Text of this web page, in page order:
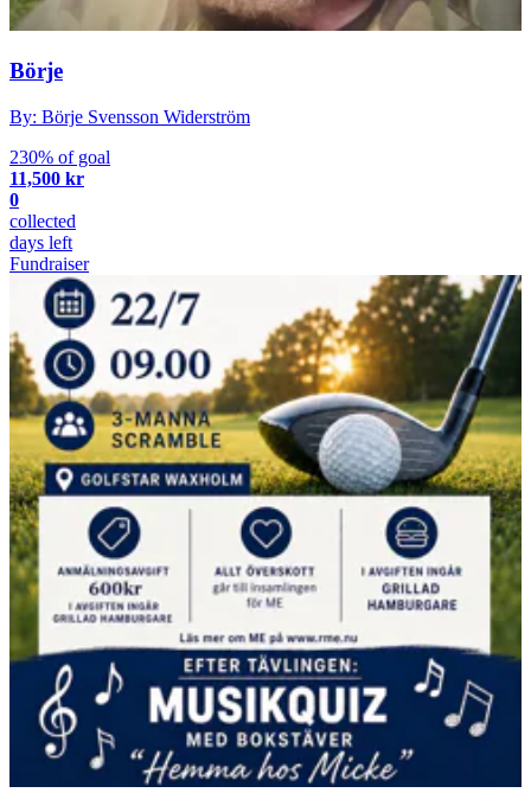
Börje
By: Börje Svensson Widerström
230% of goal
11,500 kr
0
collected
days left
Fundraiser